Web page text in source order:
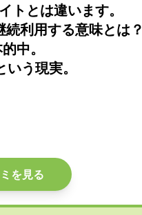
トとは違います。
利用する意味とは？
中。
う現実。
を見る